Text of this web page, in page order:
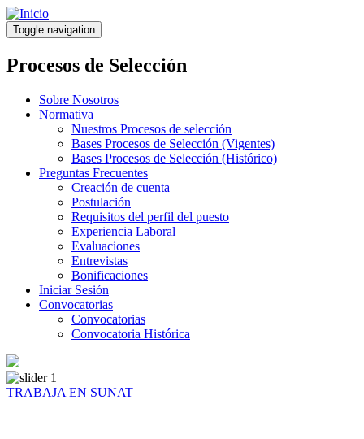
Pasar
al
contenido
principal
Toggle navigation
Procesos de Selección
Sobre Nosotros
Normativa
Nuestros Procesos de selección
Bases Procesos de Selección (Vigentes)
Bases Procesos de Selección (Histórico)
Preguntas Frecuentes
Creación de cuenta
Postulación
Requisitos del perfil del puesto
Experiencia Laboral
Evaluaciones
Entrevistas
Bonificaciones
Iniciar Sesión
Convocatorias
Convocatorias
Convocatoria Histórica
TRABAJA EN SUNAT